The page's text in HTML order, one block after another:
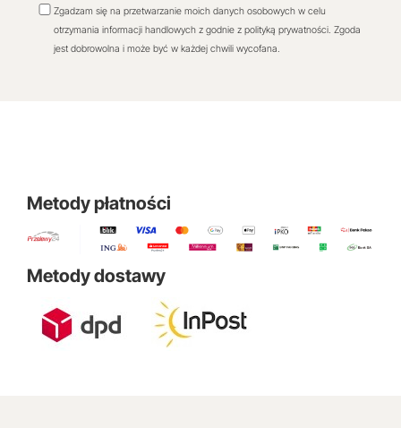
Zgadzam się na przetwarzanie moich danych osobowych w celu
otrzymania informacji handlowych z godnie z polityką prywatności. Zgoda
jest dobrowolna i może być w każdej chwili wycofana.
Metody płatności
Metody dostawy